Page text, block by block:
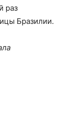
раз
Бразилии.